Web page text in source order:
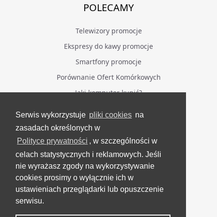
Serwis wykorzystuje pliki cookies na
zasadach określonych w
Polityce prywatności , w szczególności w
celach statystycznych i reklamowych. Jeśli
nie wyrażasz zgody na wykorzystywanie
cookies prosimy o wyłącznie ich w
ustawieniach przeglądarki lub opuszczenie
serwisu.
POLECAMY
Telewizory promocje
Ekspresy do kawy promocje
Smartfony promocje
Porównanie Ofert Komórkowych
Jaki komputer kupić?
BĄDŹ NA BIEŻĄCO
Facebook
Grupa Testerzy Videotestów
YouTube
Twitter